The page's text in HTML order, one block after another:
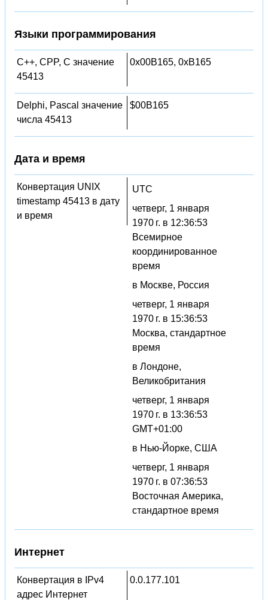
Языки программирования
C++, CPP, C значение
45413
0x00B165, 0xB165
Delphi, Pascal значение
числа 45413
$00B165
Дата и время
Конвертация UNIX
timestamp 45413 в дату
и время
UTC
четверг, 1 января
1970 г. в 12:36:53
Всемирное
координированное
время
в Москве, Россия
четверг, 1 января
1970 г. в 15:36:53
Москва, стандартное
время
в Лондоне,
Великобритания
четверг, 1 января
1970 г. в 13:36:53
GMT+01:00
в Нью-Йорке, США
четверг, 1 января
1970 г. в 07:36:53
Восточная Америка,
стандартное время
Интернет
Конвертация в IPv4
адрес Интернет
0.0.177.101